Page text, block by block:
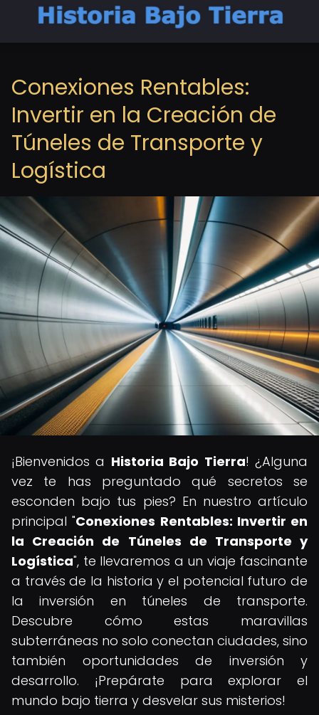
Conexiones Rentables:
Invertir en la Creación de
Túneles de Transporte y
Logística
¡Bienvenidos a Historia Bajo Tierra! ¿Alguna
vez te has preguntado qué secretos se
esconden bajo tus pies? En nuestro artículo
principal "Conexiones Rentables: Invertir en
la Creación de Túneles de Transporte y
Logística", te llevaremos a un viaje fascinante
a través de la historia y el potencial futuro de
la inversión en túneles de transporte.
Descubre cómo estas maravillas
subterráneas no solo conectan ciudades, sino
también oportunidades de inversión y
desarrollo. ¡Prepárate para explorar el
mundo bajo tierra y desvelar sus misterios!